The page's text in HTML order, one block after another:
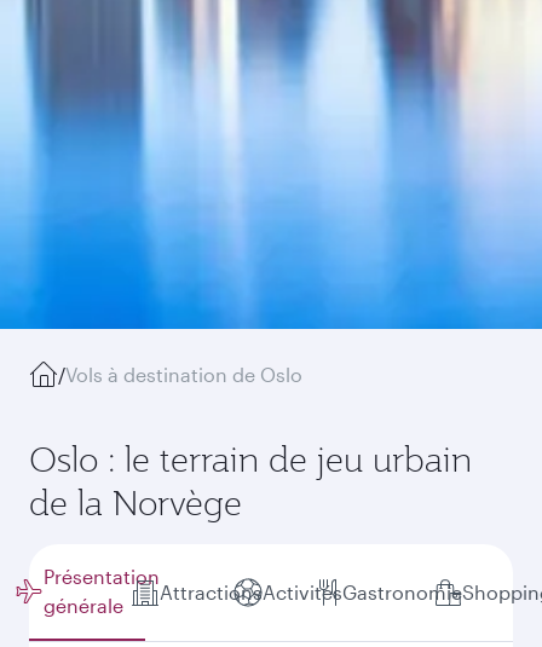
/Vols à destination de Oslo
Oslo : le terrain de jeu urbain
de la Norvège
Présentation
générale
AttractionsActivitésGastronomie